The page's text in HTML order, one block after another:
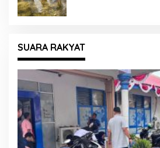
SUARA RAKYAT